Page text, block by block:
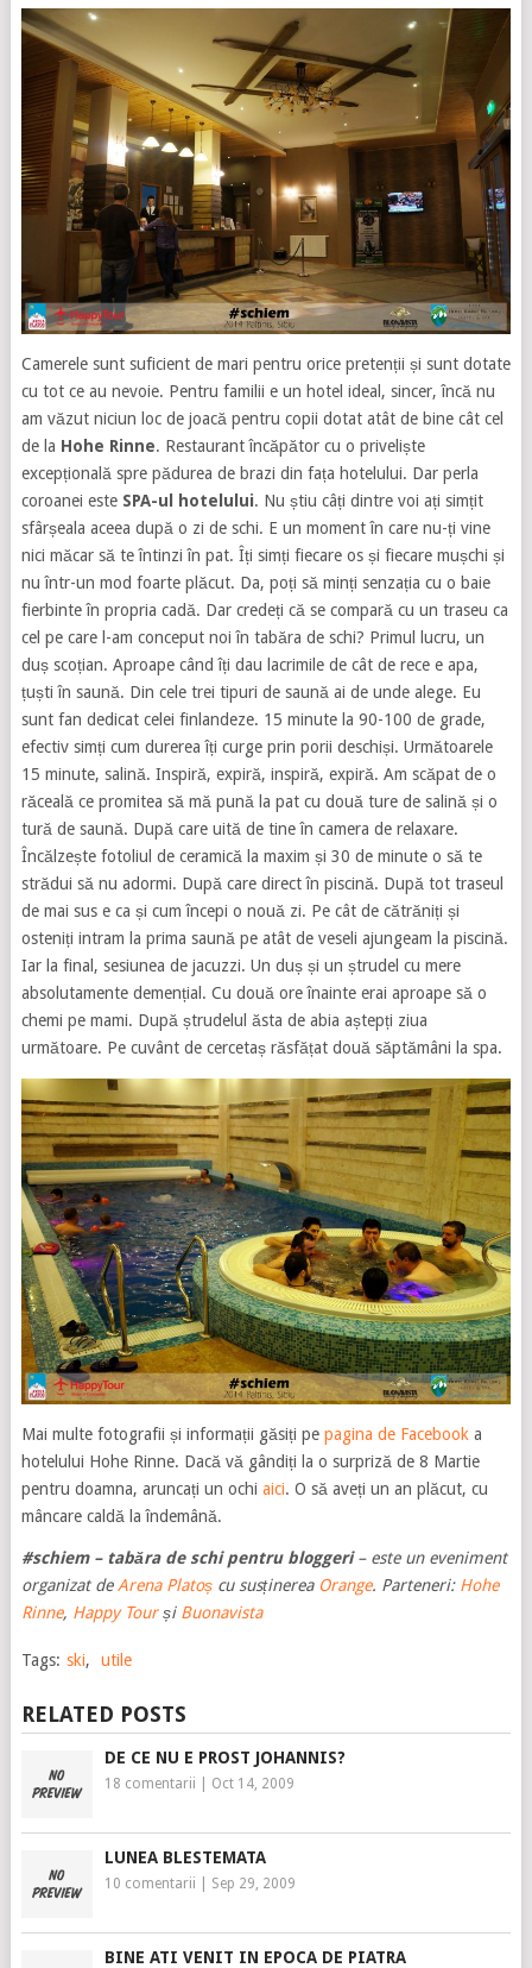
Camerele sunt suficient de mari pentru orice pretenții și sunt dotate
cu tot ce au nevoie. Pentru familii e un hotel ideal, sincer, încă nu
am văzut niciun loc de joacă pentru copii dotat atât de bine cât cel
de la Hohe Rinne. Restaurant încăpător cu o priveliște
excepțională spre pădurea de brazi din fața hotelului. Dar perla
coroanei este SPA-ul hotelului. Nu știu câți dintre voi ați simțit
sfârșeala aceea după o zi de schi. E un moment în care nu-ți vine
nici măcar să te întinzi în pat. Îți simți fiecare os și fiecare mușchi și
nu într-un mod foarte plăcut. Da, poți să minți senzația cu o baie
fierbinte în propria cadă. Dar credeți că se compară cu un traseu ca
cel pe care l-am conceput noi în tabăra de schi? Primul lucru, un
duș scoțian. Aproape când îți dau lacrimile de cât de rece e apa,
țuști în saună. Din cele trei tipuri de saună ai de unde alege. Eu
sunt fan dedicat celei finlandeze. 15 minute la 90-100 de grade,
efectiv simți cum durerea îți curge prin porii deschiși. Următoarele
15 minute, salină. Inspiră, expiră, inspiră, expiră. Am scăpat de o
răceală ce promitea să mă pună la pat cu două ture de salină și o
tură de saună. După care uită de tine în camera de relaxare.
Încălzește fotoliul de ceramică la maxim și 30 de minute o să te
strădui să nu adormi. După care direct în piscină. După tot traseul
de mai sus e ca și cum începi o nouă zi. Pe cât de cătrăniți și
osteniți intram la prima saună pe atât de veseli ajungeam la piscină.
Iar la final, sesiunea de jacuzzi. Un duș și un ștrudel cu mere
absolutamente demențial. Cu două ore înainte erai aproape să o
chemi pe mami. După ștrudelul ăsta de abia aștepți ziua
următoare. Pe cuvânt de cercetaș răsfățat două săptămâni la spa.
Mai multe fotografii și informații găsiți pe pagina de Facebooka
hotelului Hohe Rinne. Dacă vă gândiți la o surpriză de 8 Martie
pentru doamna, aruncați un ochi aici. O să aveți un an plăcut, cu
mâncare caldă la îndemână.
#schiem – tabăra de schi pentru bloggeri– este un eveniment
organizat deArena Platoșcu susținerea Orange. Parteneri: Hohe
Rinne, Happy Tourși Buonavista
Tags: ski, utile
RELATED POSTS
DE CE NU E PROST JOHANNIS?
18 comentarii Oct 14, 2009
LUNEA BLESTEMATA
10 comentarii Sep 29, 2009
BINE ATI VENIT IN EPOCA DE PIATRA